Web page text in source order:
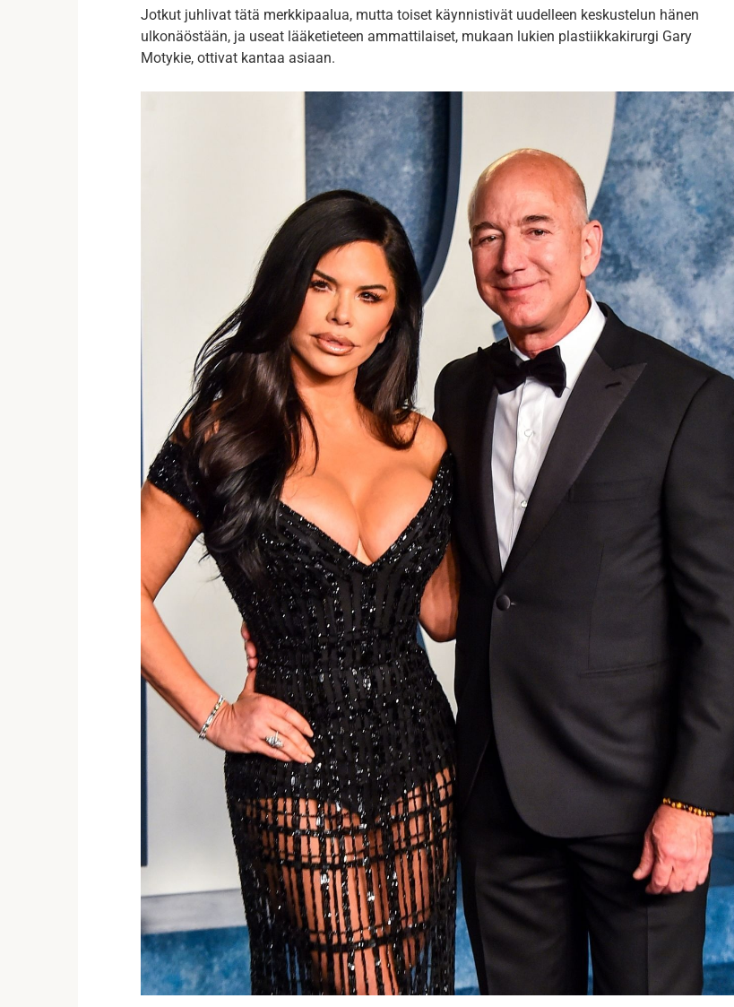
Jotkut juhlivat tätä merkkipaalua, mutta toiset käynnistivät uudelleen keskustelun hänen
ulkonäöstään, ja useat lääketieteen ammattilaiset, mukaan lukien plastiikkakirurgi Gary
Motykie, ottivat kantaa asiaan.